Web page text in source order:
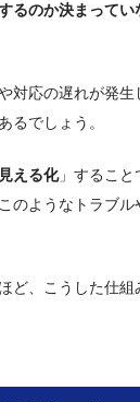
るのか決まってい
対応の遅れが発生
るでしょう。
見える化」すること
のようなトラブル
ど、こうした仕組